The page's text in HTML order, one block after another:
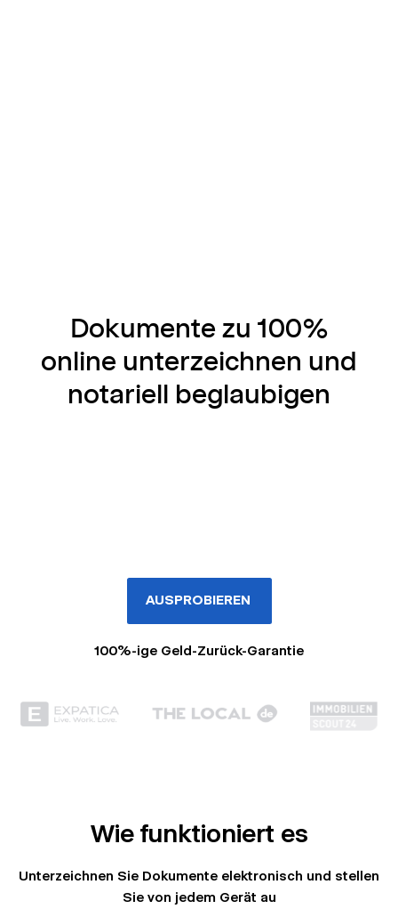
Dokumente zu 100%
online unterzeichnen und
notariell beglaubigen
AUSPROBIEREN
100%-ige Geld-Zurück-Garantie
Wie funktioniert es
Unterzeichnen Sie Dokumente elektronisch und stellen
Sie von jedem Gerät au